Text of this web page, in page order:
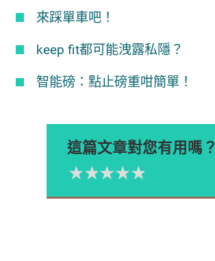
來踩單車吧！
keep fit都可能洩露私隱？
智能磅：點止磅重咁簡單！
這篇文章對您有用嗎？
Please rate
4星
3星
2星
1星